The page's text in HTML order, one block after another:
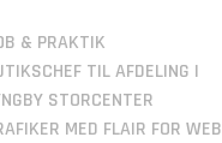
& PRAKTIK
TIL AFDELING I
STORCENTER
MED FLAIR FOR WEB